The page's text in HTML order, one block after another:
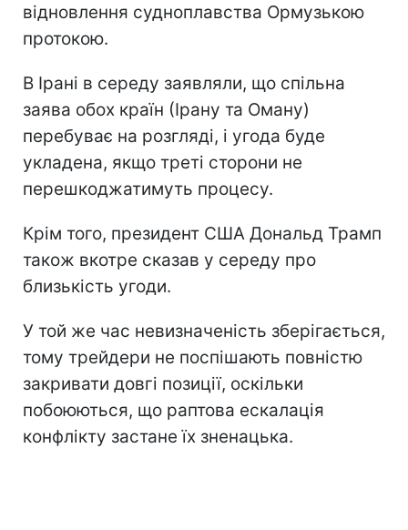
відновлення судноплавства Ормузькою
протокою.
В Ірані в середу заявляли, що спільна
заява обох країн (Ірану та Оману)
перебуває на розгляді, і угода буде
укладена, якщо треті сторони не
перешкоджатимуть процесу.
Крім того, президент США Дональд Трамп
також вкотре сказав у середу про
близькість угоди.
У той же час невизначеність зберігається,
тому трейдери не поспішають повністю
закривати довгі позиції, оскільки
побоюються, що раптова ескалація
конфлікту застане їх зненацька.